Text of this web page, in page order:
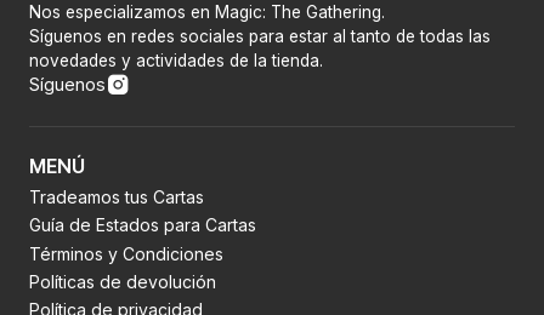
Nos especializamos en Magic: The Gathering.
Síguenos en redes sociales para estar al tanto de todas las
novedades y actividades de la tienda.
Síguenos
MENÚ
Tradeamos tus Cartas
Guía de Estados para Cartas
Términos y Condiciones
Políticas de devolución
Política de privacidad